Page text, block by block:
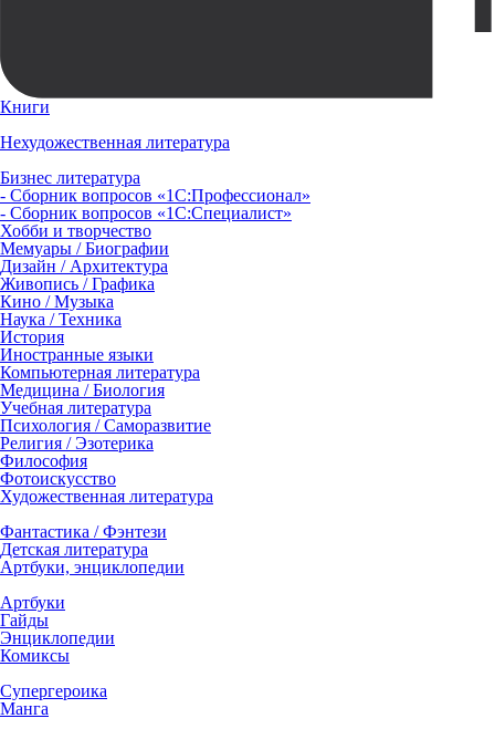
Книги
Нехудожественная литература
Бизнес литература
- Сборник вопросов «1С:Профессионал»
- Сборник вопросов «1С:Специалист»
Хобби и творчество
Мемуары / Биографии
Дизайн / Архитектура
Живопись / Графика
Кино / Музыка
Наука / Техника
История
Иностранные языки
Компьютерная литература
Медицина / Биология
Учебная литература
Психология / Саморазвитие
Религия / Эзотерика
Философия
Фотоискусство
Художественная литература
Фантастика / Фэнтези
Детская литература
Артбуки, энциклопедии
Артбуки
Гайды
Энциклопедии
Комиксы
Супергероика
Манга